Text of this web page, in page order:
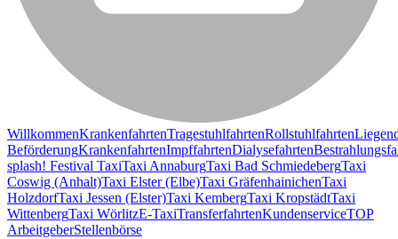
WillkommenKrankenfahrtenTragestuhlfahrtenRollstuhlfahrten
BeförderungKrankenfahrtenImpffahrtenDialysefahrten
splash! Festival TaxiTaxi AnnaburgTaxi Bad SchmiedebergTaxi
Coswig (Anhalt)Taxi Elster (Elbe)Taxi GräfenhainichenTaxi
HolzdorfTaxi Jessen (Elster)Taxi KembergTaxi KropstädtTaxi
WittenbergTaxi WörlitzE-TaxiTransferfahrtenKundenserviceTOP
ArbeitgeberStellenbörse